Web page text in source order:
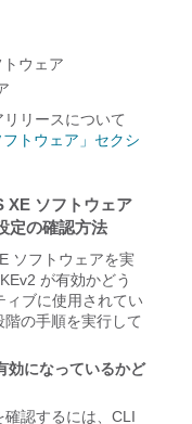
ウェア
リースについて
トウェア」セクシ
XE ソフトウェア
定の確認方法
ソフトウェアを実
が有効かどう
ィブに使用されてい
の手順を実行して
効になっているかど
認するには、CLI